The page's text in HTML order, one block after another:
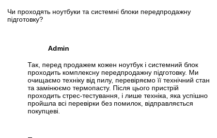
Чи проходять ноутбуки та системні блоки передпродажну
підготовку?
Admin
Так, перед продажем кожен ноутбук і системний блок
проходить комплексну передпродажну підготовку. Ми
очищаємо техніку від пилу, перевіряємо її технічний стан
та замінюємо термопасту. Після цього пристрій
проходить стрес-тестування, і лише техніка, яка успішно
пройшла всі перевірки без помилок, відправляється
покупцеві.